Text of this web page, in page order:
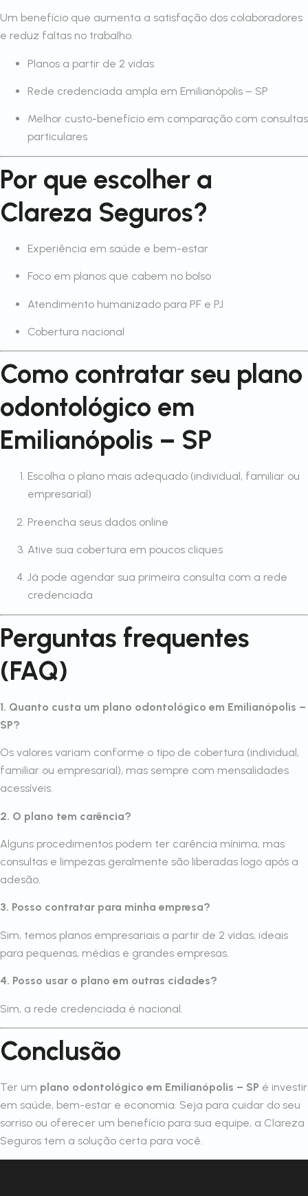
Um benefício que aumenta a satisfação dos colaboradores
e reduz faltas no trabalho.
Planos a partir de 2 vidas
Rede credenciada ampla em Emilianópolis – SP
Melhor custo-benefício em comparação com consultas
particulares
Por que escolher a
Clareza Seguros?
Experiência em saúde e bem-estar
Foco em planos que cabem no bolso
Atendimento humanizado para PF e PJ
Cobertura nacional
Como contratar seu plano
odontológico em
Emilianópolis – SP
Escolha o plano mais adequado (individual, familiar ou
empresarial)
Preencha seus dados online
Ative sua cobertura em poucos cliques
Já pode agendar sua primeira consulta com a rede
credenciada
Perguntas frequentes
(FAQ)
1. Quanto custa um plano odontológico em Emilianópolis –
SP?
Os valores variam conforme o tipo de cobertura (individual,
familiar ou empresarial), mas sempre com mensalidades
acessíveis.
2. O plano tem carência?
Alguns procedimentos podem ter carência mínima, mas
consultas e limpezas geralmente são liberadas logo após a
adesão.
3. Posso contratar para minha empresa?
Sim, temos planos empresariais a partir de 2 vidas, ideais
para pequenas, médias e grandes empresas.
4. Posso usar o plano em outras cidades?
Sim, a rede credenciada é nacional.
Conclusão
Ter um plano odontológico em Emilianópolis – SP é investir
em saúde, bem-estar e economia. Seja para cuidar do seu
sorriso ou oferecer um benefício para sua equipe, a Clareza
Seguros tem a solução certa para você.